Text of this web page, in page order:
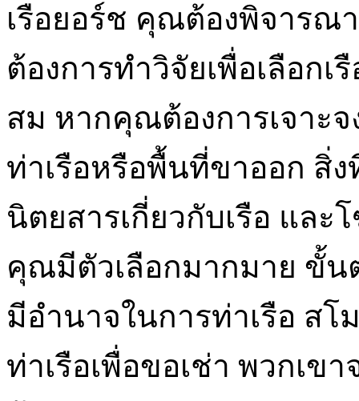
เรือยอร์ช คุณต้องพิจารณ
ต้องการทำวิจัยเพื่อเลือก
สม หากคุณต้องการเจาะ
ท่าเรือหรือพื้นที่ขาออก สิ่
นิตยสารเกี่ยวกับเรือ แล
คุณมีตัวเลือกมากมาย ขั้
มีอำนาจในการท่าเรือ ส
ท่าเรือเพื่อขอเช่า พวกเข